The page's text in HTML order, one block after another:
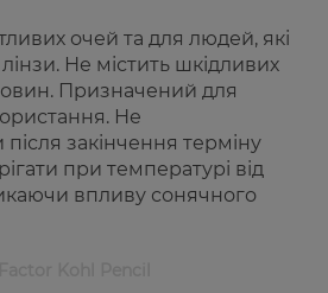
очей та для людей, які
Не містить шкідливих
Призначений для
Не
закінчення терміну
при температурі від
впливу сонячного